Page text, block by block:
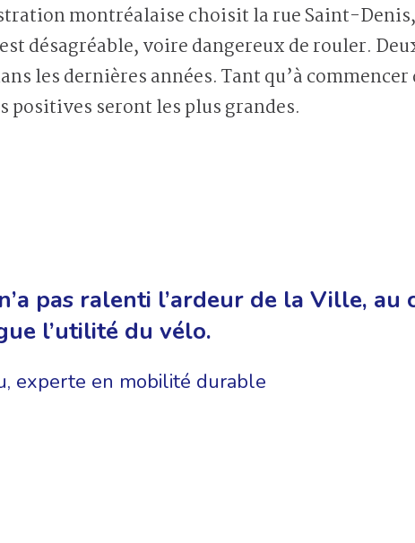
montréalaise choisit la rue Saint-
désagréable, voire dangereux de rouler.
les dernières années. Tant qu’à
positives seront les plus grandes.
pas ralenti l’ardeur de la Ville, au
l’utilité du vélo.
experte en mobilité durable